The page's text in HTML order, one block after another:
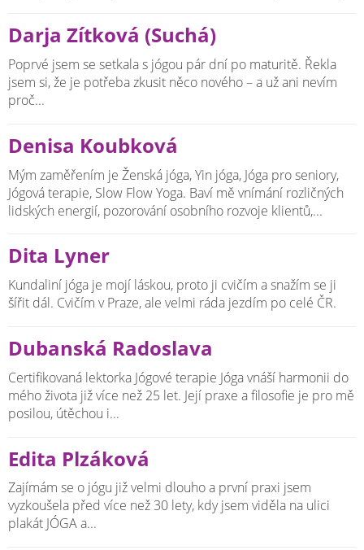
Darja Zítková (Suchá)
Poprvé jsem se setkala s jógou pár dní po maturitě. Řekla
jsem si, že je potřeba zkusit něco nového – a už ani nevím
proč...
Denisa Koubková
Mým zaměřením je Ženská jóga, Yin jóga, Jóga pro seniory,
Jógová terapie, Slow Flow Yoga. Baví mě vnímání rozličných
lidských energií, pozorování osobního rozvoje klientů,...
Dita Lyner
Kundaliní jóga je mojí láskou, proto ji cvičím a snažím se ji
šířit dál. Cvičím v Praze, ale velmi ráda jezdím po celé ČR.
Dubanská Radoslava
Certifikovaná lektorka Jógové terapie Jóga vnáší harmonii do
mého života již více než 25 let. Její praxe a filosofie je pro mě
posilou, útěchou i...
Edita Plzáková
Zajímám se o jógu již velmi dlouho a první praxi jsem
vyzkoušela před více než 30 lety, kdy jsem viděla na ulici
plakát JÓGA a...